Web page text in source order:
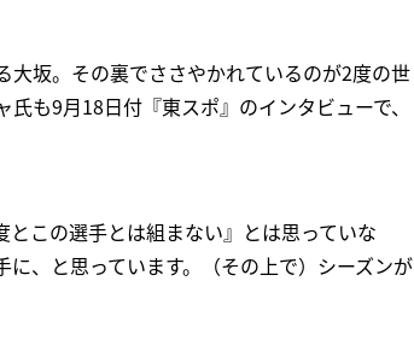
坂。その裏でささやかれているのが2度の世
も9月18日付『東スポ』のインタビューで、
とこの選手とは組まない』とは思っていな
、と思っています。（その上で）シーズンが